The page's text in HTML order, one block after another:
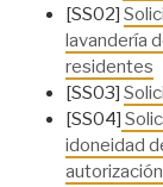
[SS02]
lavandería
residentes
[SS03]
[SS04]
idoneidad